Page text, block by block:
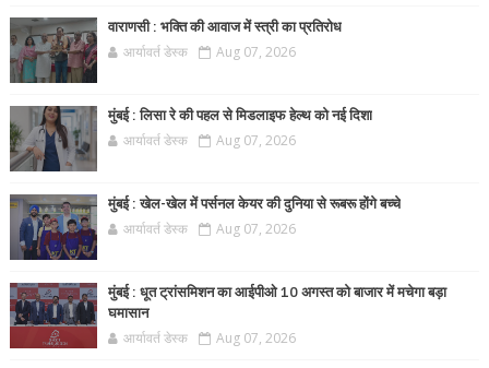
वाराणसी : भक्ति की आवाज में स्त्री का प्रतिरोध
आर्यावर्त डेस्क Aug 07, 2026
मुंबई : लिसा रे की पहल से मिडलाइफ हेल्थ को नई दिशा
आर्यावर्त डेस्क Aug 07, 2026
मुंबई : खेल-खेल में पर्सनल केयर की दुनिया से रूबरू होंगे बच्चे
आर्यावर्त डेस्क Aug 07, 2026
मुंबई : धूत ट्रांसमिशन का आईपीओ 10 अगस्त को बाजार में मचेगा बड़ा
घमासान
आर्यावर्त डेस्क Aug 07, 2026